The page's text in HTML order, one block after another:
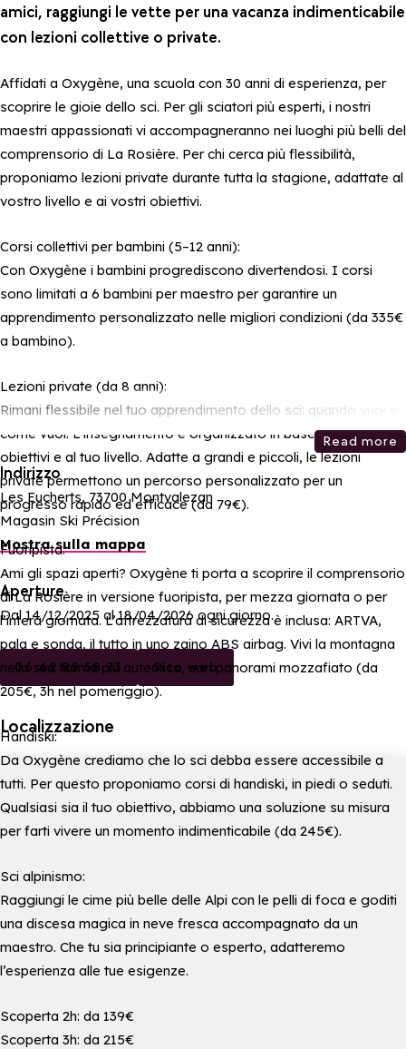
amici, raggiungi le vette per una vacanza indimenticabile
con lezioni collettive o private.
Affidati a Oxygène, una scuola con 30 anni di esperienza, per
scoprire le gioie dello sci. Per gli sciatori più esperti, i nostri
maestri appassionati vi accompagneranno nei luoghi più belli del
comprensorio di La Rosière. Per chi cerca più flessibilità,
proponiamo lezioni private durante tutta la stagione, adattate al
vostro livello e ai vostri obiettivi.
Corsi collettivi per bambini (5–12 anni):
Con Oxygène i bambini progrediscono divertendosi. I corsi
sono limitati a 6 bambini per maestro per garantire un
apprendimento personalizzato nelle migliori condizioni (da 335€
a bambino).
Lezioni private (da 8 anni):
Rimani flessibile nel tuo apprendimento dello sci: quando vuoi e
come vuoi. L’insegnamento è organizzato in base ai tuoi
obiettivi e al tuo livello. Adatte a grandi e piccoli, le lezioni
private permettono un percorso personalizzato per un
progresso rapido ed efficace (da 79€).
Fuoripista:
Ami gli spazi aperti? Oxygène ti porta a scoprire il comprensorio
di La Rosière in versione fuoripista, per mezza giornata o per
l’intera giornata. L’attrezzatura di sicurezza è inclusa: ARTVA,
pala e sonda, il tutto in uno zaino ABS airbag. Vivi la montagna
nella sua forma più autentica, con panorami mozzafiato (da
205€, 3h nel pomeriggio).
Handiski:
Da Oxygène crediamo che lo sci debba essere accessibile a
tutti. Per questo proponiamo corsi di handiski, in piedi o seduti.
Qualsiasi sia il tuo obiettivo, abbiamo una soluzione su misura
per farti vivere un momento indimenticabile (da 245€).
Sci alpinismo:
Raggiungi le cime più belle delle Alpi con le pelli di foca e goditi
una discesa magica in neve fresca accompagnato da un
maestro. Che tu sia principiante o esperto, adatteremo
l’esperienza alle tue esigenze.
Scoperta 2h: da 139€
Scoperta 3h: da 215€
Read more
Indirizzo
Les Eucherts, 73700 Montvalezan
Magasin Ski Précision
Mostra sulla mappa
Aperture
Dal 14/12/2025 al 18/04/2026 ogni giorno.
06 42 85 58 73 Sito web
Localizzazione